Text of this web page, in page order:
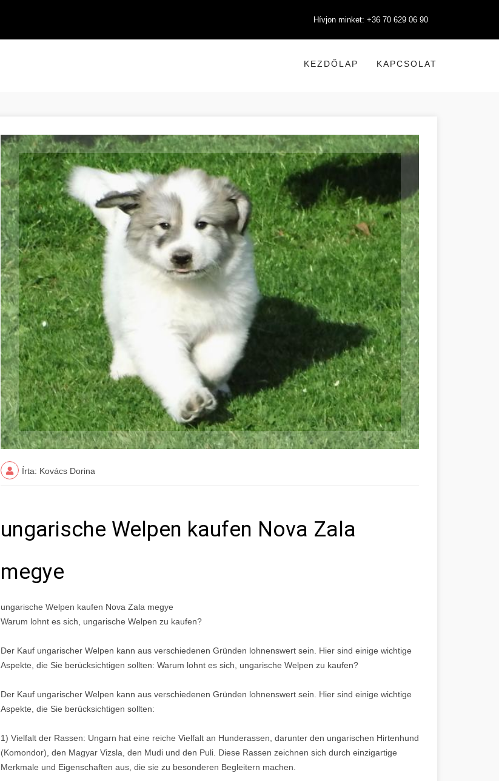
Hívjon minket: +36 70 629 06 90
KEZDŐLAP KAPCSOLAT
Írta: Kovács Dorina
ungarische Welpen kaufen Nova Zala
megye
ungarische Welpen kaufen Nova Zala megye
Warum lohnt es sich, ungarische Welpen zu kaufen?
Der Kauf ungarischer Welpen kann aus verschiedenen Gründen lohnenswert sein. Hier sind einige wichtige
Aspekte, die Sie berücksichtigen sollten: Warum lohnt es sich, ungarische Welpen zu kaufen?
Der Kauf ungarischer Welpen kann aus verschiedenen Gründen lohnenswert sein. Hier sind einige wichtige
Aspekte, die Sie berücksichtigen sollten:
1) Vielfalt der Rassen: Ungarn hat eine reiche Vielfalt an Hunderassen, darunter den ungarischen Hirtenhund
(Komondor), den Magyar Vizsla, den Mudi und den Puli. Diese Rassen zeichnen sich durch einzigartige
Merkmale und Eigenschaften aus, die sie zu besonderen Begleitern machen.